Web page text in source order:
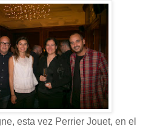
esta vez Perrier Jouet, en el